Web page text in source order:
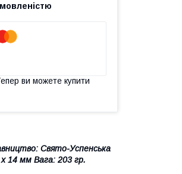
ви можете купити
Свято-Успенська
14 мм Вага: 203 гр.